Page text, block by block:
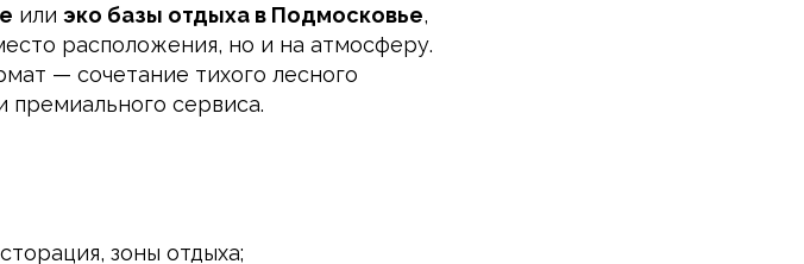
или эко базы отдыха в Подмосковье,
расположения, но и на атмосферу.
— сочетание тихого лесного
премиального сервиса.
зоны отдыха;